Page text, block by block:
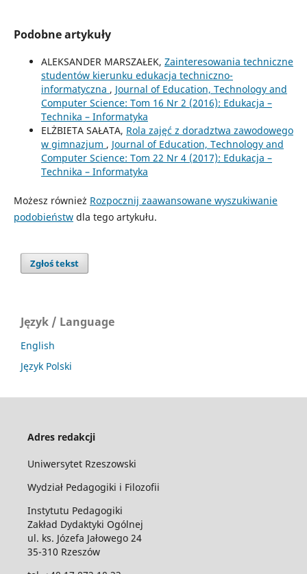
Podobne artykuły
ALEKSANDER MARSZAŁEK, Zainteresowania techniczne
studentów kierunku edukacja techniczno-
informatyczna , Journal of Education, Technology and
Computer Science: Tom 16 Nr 2 (2016): Edukacja –
Technika – Informatyka
ELŻBIETA SAŁATA, Rola zajęć z doradztwa zawodowego
w gimnazjum , Journal of Education, Technology and
Computer Science: Tom 22 Nr 4 (2017): Edukacja –
Technika – Informatyka
Możesz również Rozpocznij zaawansowane wyszukiwanie
podobieństwdla tego artykułu.
Zgłoś tekst
Język / Language
English
Język Polski
Adres redakcji
Uniwersytet Rzeszowski
Wydział Pedagogiki i Filozofii
Instytutu Pedagogiki
Zakład Dydaktyki Ogólnej
ul. ks. Józefa Jałowego 24
35-310 Rzeszów